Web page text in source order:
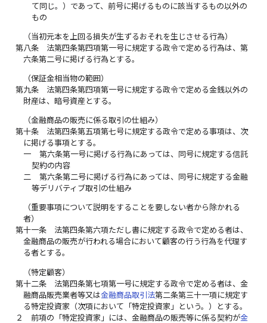
て同じ。）であって、前号に掲げるものに該当するもの以外の
もの
（当初元本を上回る損失が生ずるおそれを生じさせる行為）
第八条
法第四条第四項第一号に規定する政令で定める行為は、第
六条第二号に掲げる行為とする。
（保証金相当物の範囲）
第九条
法第四条第四項第一号に規定する政令で定める金銭以外の
財産は、暗号資産とする。
（金融商品の販売に係る取引の仕組み）
第十条
法第四条第五項第七号に規定する政令で定める事項は、次
に掲げる事項とする。
一
第六条第一号に掲げる行為にあっては、同号に規定する信託
契約の内容
二
第六条第二号に掲げる行為にあっては、同号に規定する金融
等デリバティブ取引の仕組み
（重要事項について説明をすることを要しない者から除かれる
者）
第十一条
法第四条第六項ただし書に規定する政令で定める者は、
金融商品の販売が行われる場合において顧客の行う行為を代理す
る者とする。
（特定顧客）
第十二条
法第四条第七項第一号に規定する政令で定める者は、金
融商品販売業者等又は金融商品取引法第二条第三十一項に規定す
る特定投資家（次項において「特定投資家」という。）とする。
２
前項の「特定投資家」には、金融商品の販売等に係る契約が金